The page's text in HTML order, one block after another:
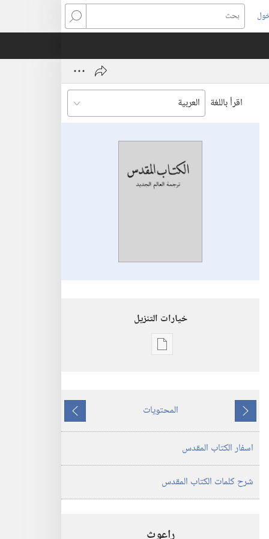
بحث
اقرأ باللغة
خيارات التنزيل
خيارات
العالم
الجديد
المقدس
المنقحة
ما
يسبق
المحتويات
ما
يلي
اسفار الكتاب المقدس
شرح كلمات الكتاب المقدس